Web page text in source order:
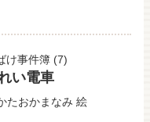
け事件簿(7)
い電車
たおかまなみ 絵